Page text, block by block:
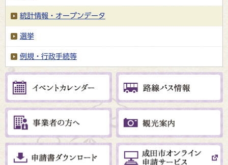
統計情報・オープンデータ
選挙
例規・行政手続等